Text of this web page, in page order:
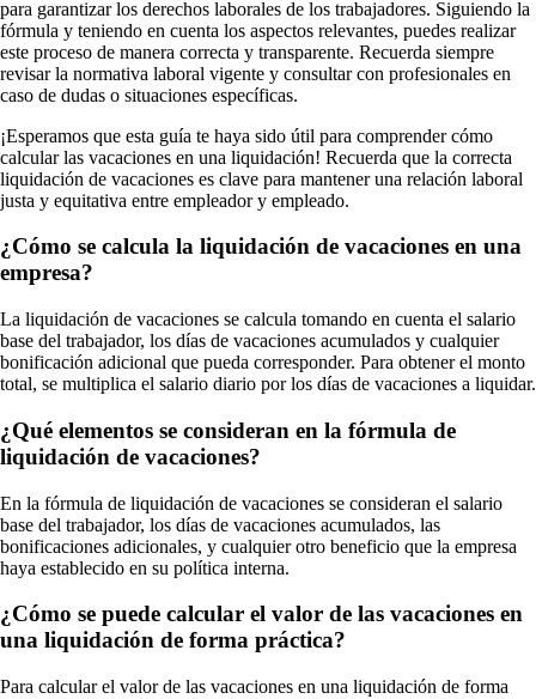
para garantizar los derechos laborales de los trabajadores. Siguiendo la
fórmula y teniendo en cuenta los aspectos relevantes, puedes realizar
este proceso de manera correcta y transparente. Recuerda siempre
revisar la normativa laboral vigente y consultar con profesionales en
caso de dudas o situaciones específicas.
¡Esperamos que esta guía te haya sido útil para comprender cómo
calcular las vacaciones en una liquidación! Recuerda que la correcta
liquidación de vacaciones es clave para mantener una relación laboral
justa y equitativa entre empleador y empleado.
¿Cómo se calcula la liquidación de vacaciones en una
empresa?
La liquidación de vacaciones se calcula tomando en cuenta el salario
base del trabajador, los días de vacaciones acumulados y cualquier
bonificación adicional que pueda corresponder. Para obtener el monto
total, se multiplica el salario diario por los días de vacaciones a liquidar.
¿Qué elementos se consideran en la fórmula de
liquidación de vacaciones?
En la fórmula de liquidación de vacaciones se consideran el salario
base del trabajador, los días de vacaciones acumulados, las
bonificaciones adicionales, y cualquier otro beneficio que la empresa
haya establecido en su política interna.
¿Cómo se puede calcular el valor de las vacaciones en
una liquidación de forma práctica?
Para calcular el valor de las vacaciones en una liquidación de forma